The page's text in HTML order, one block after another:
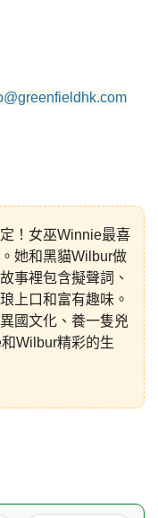
！女巫Winnie最喜
她和黑貓Wilbur做
事裡包含擬聲詞、
上口和富有趣味。
國文化、養一隻兇
Wilbur精彩的生